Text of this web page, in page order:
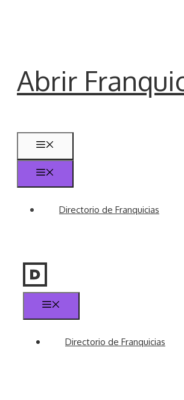
Abrir
Directorio de Franquicias
Directorio de Franquicias